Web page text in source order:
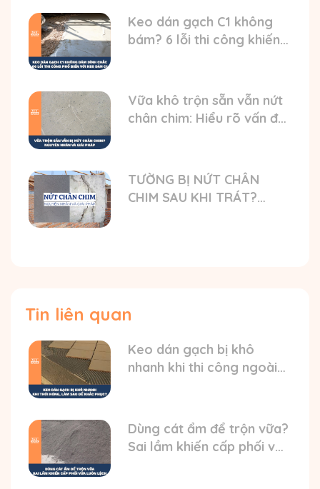
Keo dán gạch C1 không
bám? 6 lỗi thi công khiến
Vữa khô trộn sẵn vẫn nứt
chân chim: Hiểu rõ vấn đề
TƯỜNG BỊ NỨT CHÂN
CHIM SAU KHI TRÁT?
Tin liên quan
Keo dán gạch bị khô
nhanh khi thi công ngoài
Dùng cát ẩm để trộn vữa?
Sai lầm khiến cấp phối vữa